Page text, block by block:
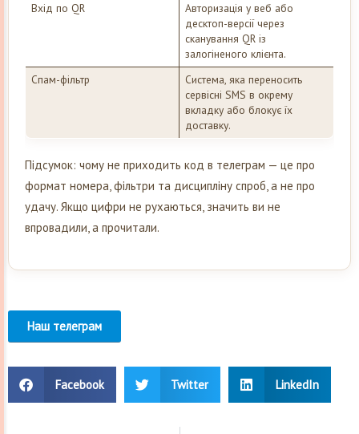
Вхід по QR
Авторизація у веб або
десктоп-версії через
сканування QR із
залогіненого клієнта.
Спам-фільтр
Система, яка переносить
сервісні SMS в окрему
вкладку або блокує їх
доставку.
Підсумок: чому не приходить код в телеграм — це про
формат номера, фільтри та дисципліну спроб, а не про
удачу. Якщо цифри не рухаються, значить ви не
впровадили, а прочитали.
Наш телеграм
Facebook Twitter LinkedIn